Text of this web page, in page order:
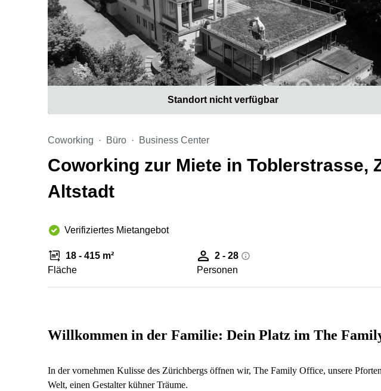
Standort nicht verfügbar
Coworking Büro Business Center
Coworking zur Miete in Toblerstrasse,
Altstadt
Verifiziertes Mietangebot
18 - 415 m²
Fläche
2 - 28
Personen
Willkommen in der Familie: Dein Platz im The
In der vornehmen Kulisse des Zürichbergs öffnen wir, The Family Office, unsere
Welt, einen Gestalter kühner Träume.